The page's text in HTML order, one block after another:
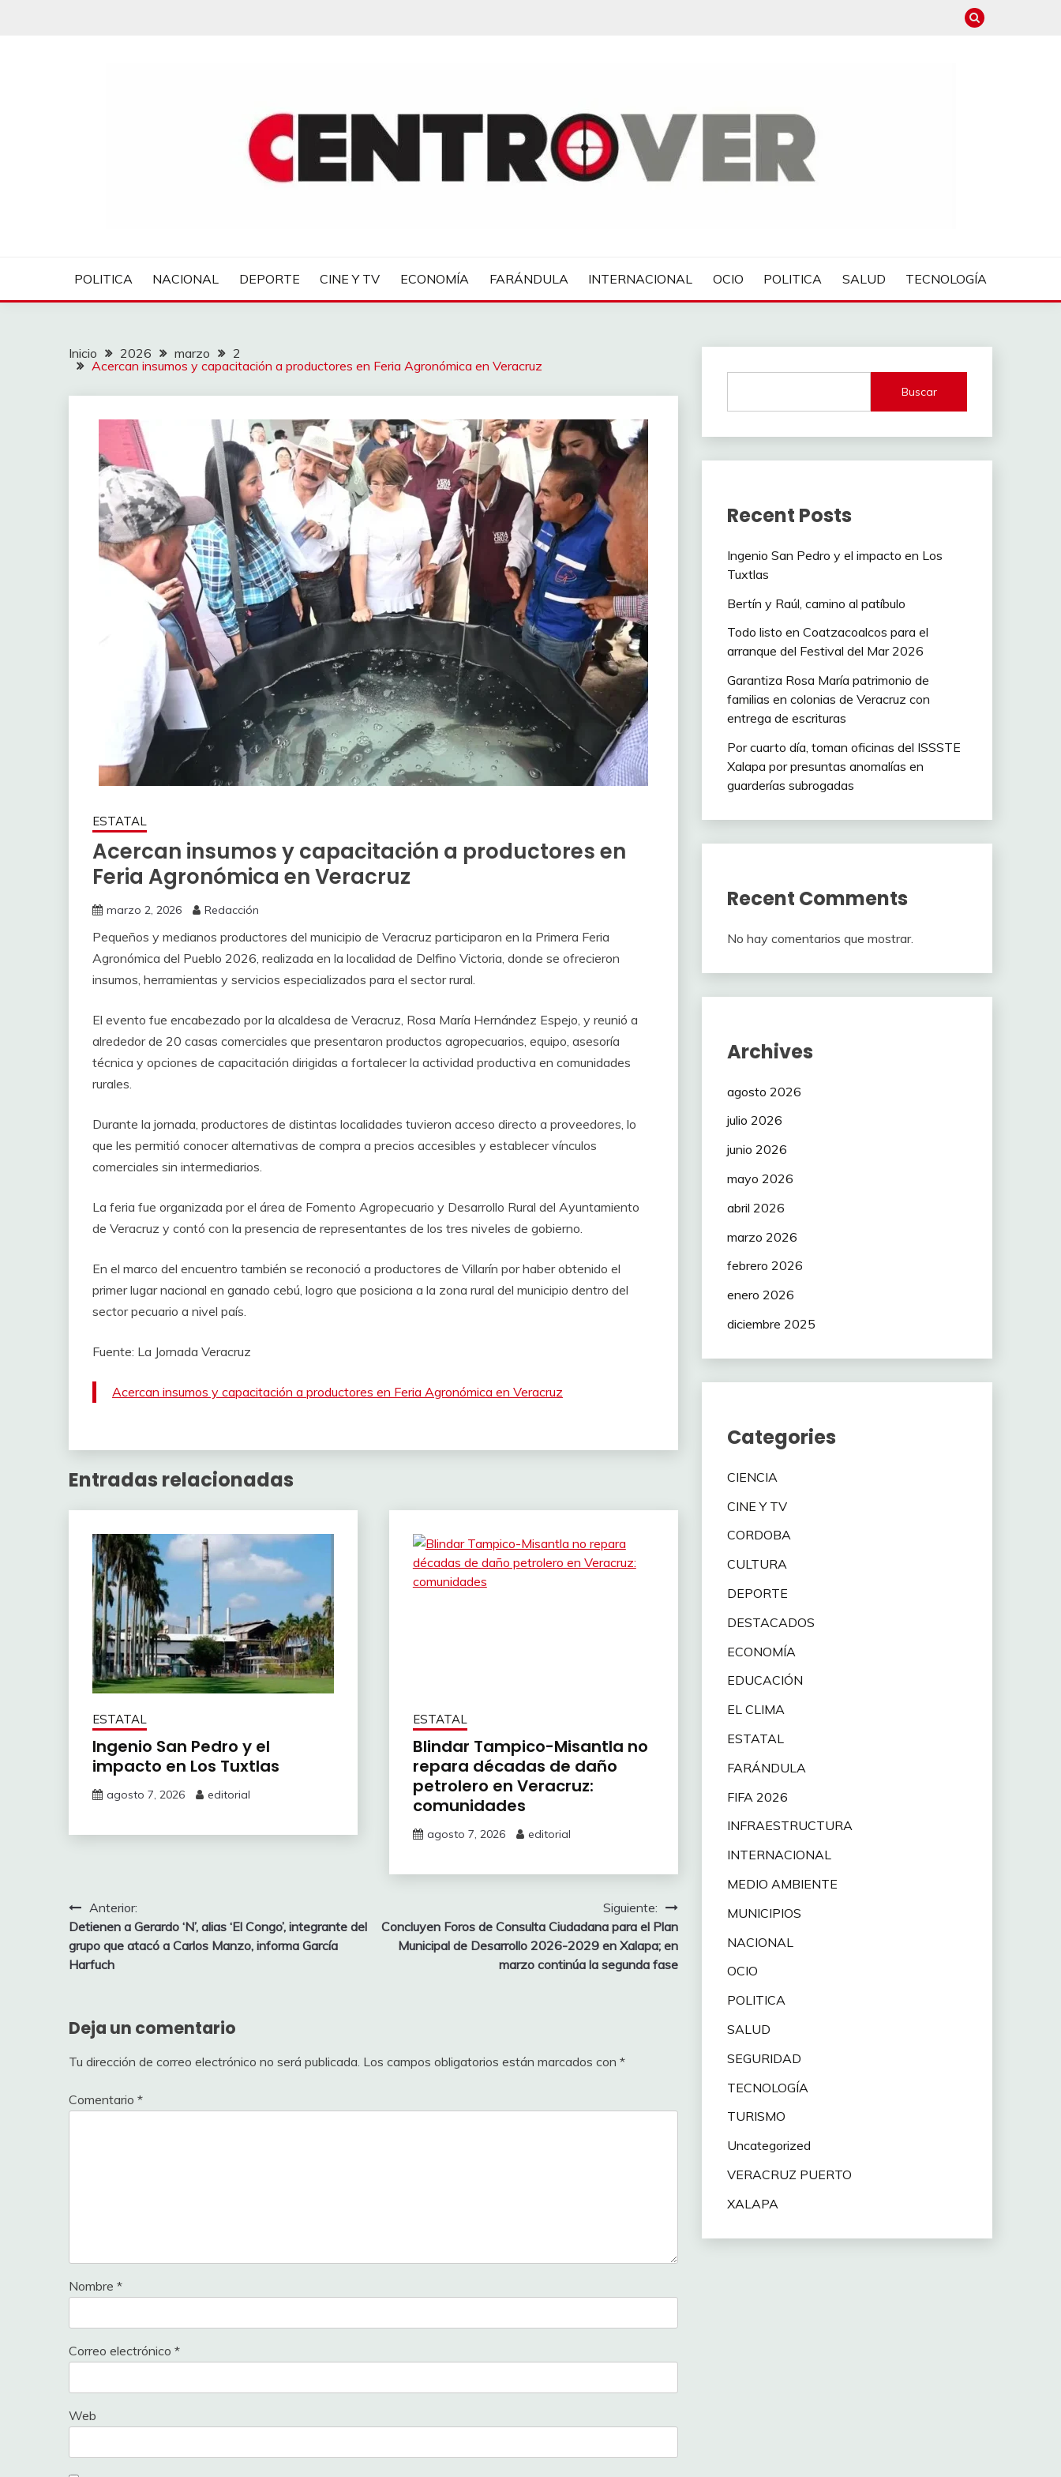
POLITICA NACIONAL DEPORTE CINE Y TV ECONOMÍA FARÁNDULA INTERNACIONAL OCIO POLITICA SALUD TECNOLOGÍA
Inicio 2026 marzo
2
Acercan insumos y capacitación a productores en Feria Agronómica en Veracruz
ESTATAL
Acercan insumos y capacitación a productores en
Feria Agronómica en Veracruz
marzo 2, 2026 Redacción
Pequeños y medianos productores del municipio de Veracruz participaron en la Primera Feria
Agronómica del Pueblo 2026, realizada en la localidad de Delfino Victoria, donde se ofrecieron
insumos, herramientas y servicios especializados para el sector rural.
El evento fue encabezado por la alcaldesa de Veracruz, Rosa María Hernández Espejo, y reunió a
alrededor de 20 casas comerciales que presentaron productos agropecuarios, equipo, asesoría
técnica y opciones de capacitación dirigidas a fortalecer la actividad productiva en comunidades
rurales.
Durante la jornada, productores de distintas localidades tuvieron acceso directo a proveedores, lo
que les permitió conocer alternativas de compra a precios accesibles y establecer vínculos
comerciales sin intermediarios.
La feria fue organizada por el área de Fomento Agropecuario y Desarrollo Rural del Ayuntamiento
de Veracruz y contó con la presencia de representantes de los tres niveles de gobierno.
En el marco del encuentro también se reconoció a productores de Villarín por haber obtenido el
primer lugar nacional en ganado cebú, logro que posiciona a la zona rural del municipio dentro del
sector pecuario a nivel país.
Fuente: La Jornada Veracruz
Acercan insumos y capacitación a productores en Feria Agronómica en Veracruz
Entradas relacionadas
ESTATAL
Ingenio San Pedro y el
impacto en Los Tuxtlas
agosto 7, 2026 editorial
ESTATAL
Blindar Tampico-Misantla no
repara décadas de daño
petrolero en Veracruz:
comunidades
agosto 7, 2026 editorial
Navegación
de
entradas
Anterior:
Detienen a Gerardo ‘N’, alias ‘El Congo’, integrante del
grupo que atacó a Carlos Manzo, informa García
Harfuch
Siguiente:
Concluyen Foros de Consulta Ciudadana para el Plan
Municipal de Desarrollo 2026-2029 en Xalapa; en
marzo continúa la segunda fase
Deja un comentario
Tu dirección de correo electrónico no será publicada. Los campos obligatorios están marcados con *
Comentario *
Nombre *
Correo electrónico *
Web
Buscar
Recent Posts
Ingenio San Pedro y el impacto en Los
Tuxtlas
Bertín y Raúl, camino al patíbulo
Todo listo en Coatzacoalcos para el
arranque del Festival del Mar 2026
Garantiza Rosa María patrimonio de
familias en colonias de Veracruz con
entrega de escrituras
Por cuarto día, toman oficinas del ISSSTE
Xalapa por presuntas anomalías en
guarderías subrogadas
Recent Comments
No hay comentarios que mostrar.
Archives
agosto 2026
julio 2026
junio 2026
mayo 2026
abril 2026
marzo 2026
febrero 2026
enero 2026
diciembre 2025
Categories
CIENCIA
CINE Y TV
CORDOBA
CULTURA
DEPORTE
DESTACADOS
ECONOMÍA
EDUCACIÓN
EL CLIMA
ESTATAL
FARÁNDULA
FIFA 2026
INFRAESTRUCTURA
INTERNACIONAL
MEDIO AMBIENTE
MUNICIPIOS
NACIONAL
OCIO
POLITICA
SALUD
SEGURIDAD
TECNOLOGÍA
TURISMO
Uncategorized
VERACRUZ PUERTO
XALAPA